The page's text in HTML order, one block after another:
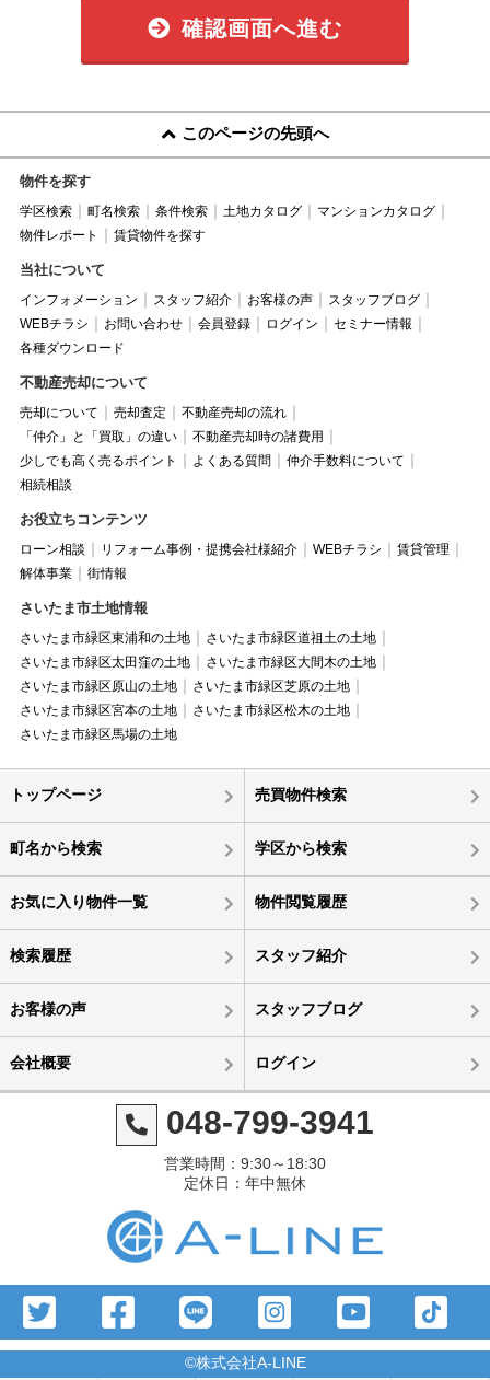
確認画面へ進む
このページの先頭へ
物件を探す
学区検索 町名検索 条件検索 土地カタログ
マンションカタログ
物件レポート
賃貸物件を探す
当社について
インフォメーション スタッフ紹介 お客様の声
スタッフブログ
WEBチラシ
お問い合わせ 会員登録 ログイン
セミナー情報
各種ダウンロード
不動産売却について
売却について 売却査定
不動産売却の流れ
「仲介」と「買取」の違い
不動産売却時の諸費用
少しでも高く売るポイント
よくある質問
仲介手数料について
相続相談
お役立ちコンテンツ
ローン相談 リフォーム事例・提携会社様紹介 WEBチラシ
賃貸管理
解体事業
街情報
さいたま市土地情報
さいたま市緑区東浦和の土地
さいたま市緑区道祖土の土地
さいたま市緑区太田窪の土地
さいたま市緑区大間木の土地
さいたま市緑区原山の土地
さいたま市緑区芝原の土地
さいたま市緑区宮本の土地
さいたま市緑区松木の土地
さいたま市緑区馬場の土地
トップページ 売買物件検索
町名から検索 学区から検索
お気に入り物件一覧 物件閲覧履歴
検索履歴 スタッフ紹介
お客様の声 スタッフブログ
会社概要 ログイン
048-799-3941
営業時間：9:30～18:30
定休日：年中無休
©株式会社A-LINE